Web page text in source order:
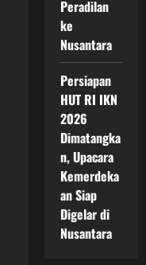
Peradilan
ke
Nusantara
Persiapan
HUT RI IKN
2026
Dimatangka
n, Upacara
Kemerdeka
an Siap
Digelar di
Nusantara